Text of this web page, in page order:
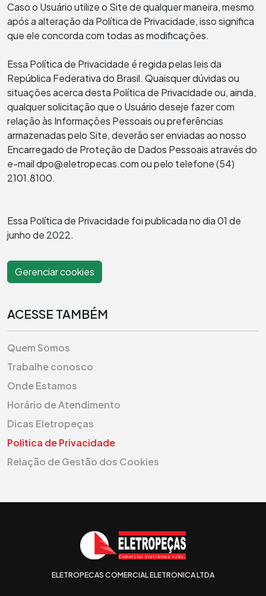
Caso o Usuário utilize o Site de qualquer maneira, mesmo
após a alteração da Política de Privacidade, isso significa
que ele concorda com todas as modificações.
Essa Política de Privacidade é regida pelas leis da
República Federativa do Brasil. Quaisquer dúvidas ou
situações acerca desta Política de Privacidade ou, ainda,
qualquer solicitação que o Usuário deseje fazer com
relação às Informações Pessoais ou preferências
armazenadas pelo Site, deverão ser enviadas ao nosso
Encarregado de Proteção de Dados Pessoais através do
e-mail dpo@eletropecas.com ou pelo telefone (54)
2101.8100.
Essa Política de Privacidade foi publicada no dia 01 de
junho de 2022.
Gerenciar cookies
ACESSE TAMBÉM
Quem Somos
Trabalhe conosco
Onde Estamos
Horário de Atendimento
Dicas Eletropeças
Politica de Privacidade
Relação de Gestão dos Cookies
ELETROPECAS COMERCIAL ELETRONICA LTDA